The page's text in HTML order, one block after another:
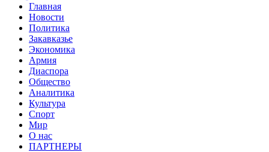
Главная
Новости
Политика
Закавказье
Экономика
Армия
Диаспора
Общество
Аналитика
Культура
Спорт
Мир
О нас
ПАРТНЕРЫ